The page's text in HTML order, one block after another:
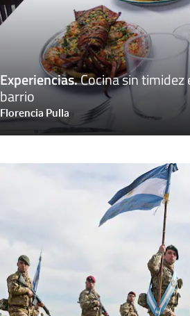
Experiencias.Cocina sin
barrio
Florencia Pulla